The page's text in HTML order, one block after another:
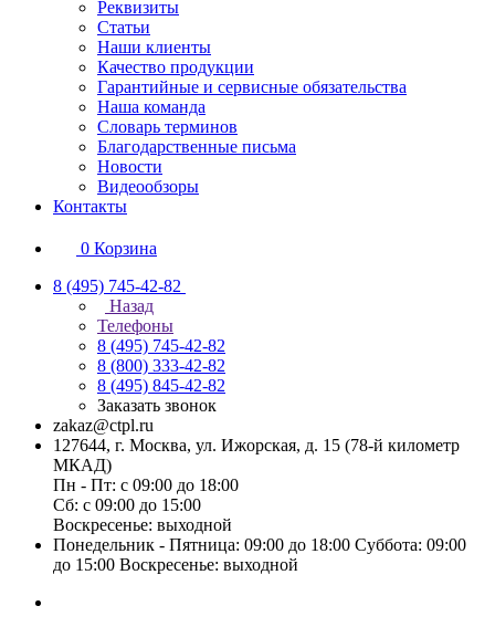
Реквизиты
Статьи
Наши клиенты
Качество продукции
Гарантийные и сервисные обязательства
Наша команда
Словарь терминов
Благодарственные письма
Новости
Видеообзоры
Контакты
0 Корзина
8 (495) 745-42-82
Назад
Телефоны
8 (495) 745-42-82
8 (800) 333-42-82
8 (495) 845-42-82
Заказать звонок
zakaz@ctpl.ru
127644, г. Москва, ул. Ижорская, д. 15 (78-й километр
МКАД)
Пн - Пт: с 09:00 до 18:00
Сб: с 09:00 до 15:00
Воскресенье: выходной
Понедельник - Пятница: 09:00 до 18:00 Суббота: 09:00
до 15:00 Воскресенье: выходной